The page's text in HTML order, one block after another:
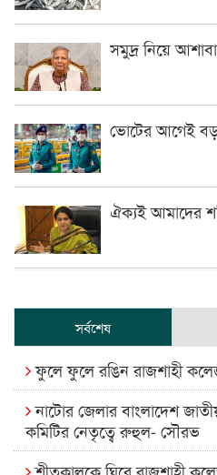
সমুদ্র নিয়ে
ভোটের আগেই
ঐক্যই আমাদের
সর্বশেষ
ফুলে ফুলে রঙিন রাজশাহী
নাটোর জেলার বাংলাদেশ
কমিটির নেতৃত্বে রুহুল- সৌরভ